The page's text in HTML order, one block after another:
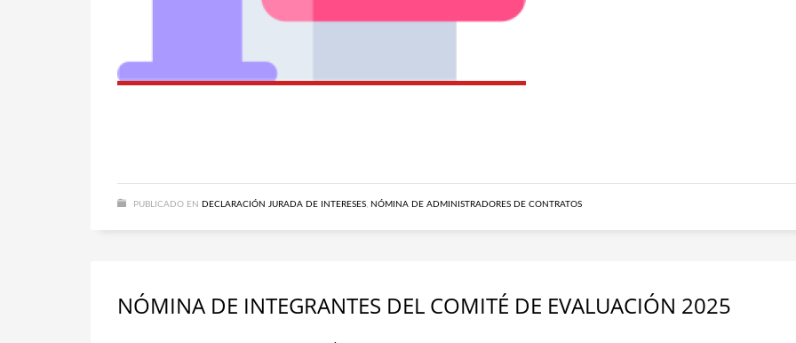
PUBLICADO EN DECLARACIÓN JURADA DE INTERESES, NÓMINA DE ADMINISTRADORES DE CONTRATOS
NÓMINA DE INTEGRANTES DEL COMITÉ DE EVALUACIÓN 2025